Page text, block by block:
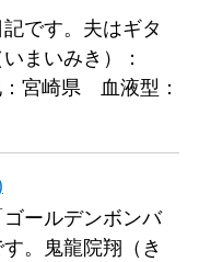
です。夫はギタ
まいみき）：
宮崎県 血液型：
ールデンボンバ
。鬼龍院翔（き